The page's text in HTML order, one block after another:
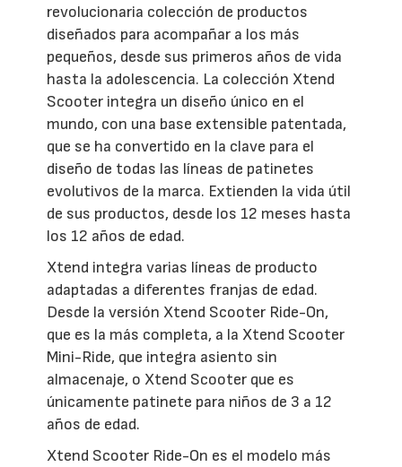
revolucionaria colección de productos
diseñados para acompañar a los más
pequeños, desde sus primeros años de vida
hasta la adolescencia. La colección Xtend
Scooter integra un diseño único en el
mundo, con una base extensible patentada,
que se ha convertido en la clave para el
diseño de todas las líneas de patinetes
evolutivos de la marca. Extienden la vida útil
de sus productos, desde los 12 meses hasta
los 12 años de edad.
Xtend integra varias líneas de producto
adaptadas a diferentes franjas de edad.
Desde la versión Xtend Scooter Ride-On,
que es la más completa, a la Xtend Scooter
Mini-Ride, que integra asiento sin
almacenaje, o Xtend Scooter que es
únicamente patinete para niños de 3 a 12
años de edad.
Xtend Scooter Ride-On es el modelo más